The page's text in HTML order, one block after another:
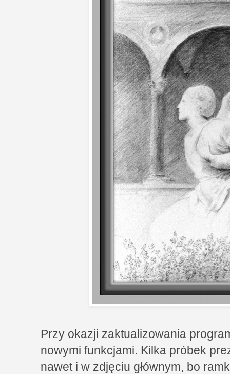
Przy okazji zaktualizowania
nowymi funkcjami. Kilka próbek
nawet i w zdjęciu głównym, bo